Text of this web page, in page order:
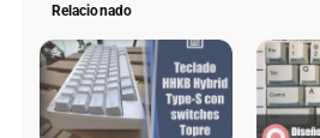
Relacionado